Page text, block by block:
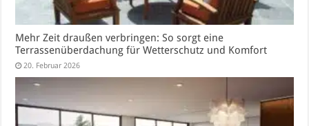
Mehr Zeit draußen verbringen: So sorgt eine
Terrassenüberdachung für Wetterschutz und Komfort
20. Februar 2026